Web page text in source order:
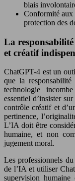
biais
Conformité aux
protection des
La
et créatif
ChatGPT-4 est un
que la
technologie
essentiel d’insister
contrôle créatif et
pertinence,
L’IA doit être
humaine, et non
jugement moral.
Les professionnels
de l’IA et utiliser
supervision